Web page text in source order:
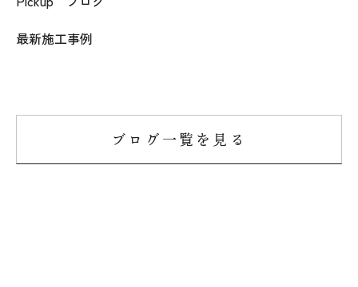
最新施工事例
ブログ一覧を見る